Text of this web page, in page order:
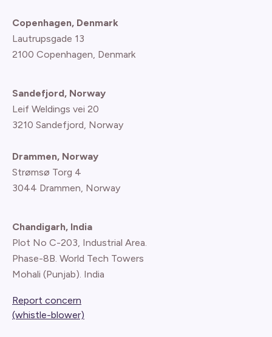
Copenhagen, Denmark
Lautrupsgade 13
2100 Copenhagen , Denmark
Sandefjord, Norway
Leif Weldings vei 20
3210 Sandefjord, Norway
Drammen, Norway
Strømsø Torg 4
3044 Drammen, Norway
Chandigarh, India
Plot No C-203, Industrial Area.
Phase-8B. World Tech Towers
Mohali (Punjab). India
Report concern
(whistle-blower)